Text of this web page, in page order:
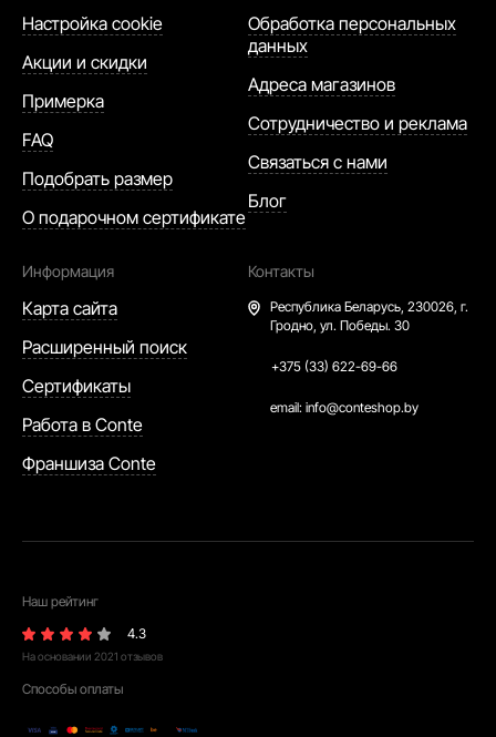
Настройка cookie
Акции и скидки
Примерка
FAQ
Подобрать размер
О подарочном сертификате
Обработка персональных
данных
Адреса магазинов
Сотрудничество и реклама
Связаться с нами
Блог
Информация
Карта сайта
Расширенный поиск
Сертификаты
Работа в Conte
Франшиза Conte
Контакты
Республика Беларусь, 230026, г.
Гродно, ул. Победы. 30
+375 (33) 622-69-66
email: info@conteshop.by
Наш рейтинг
4.3
На основании 2021 отзывов
Способы оплаты